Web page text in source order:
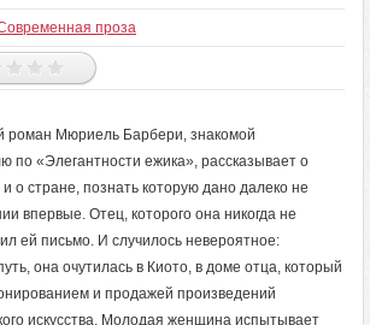
проза
роман Мюриель Барбери, знакомой
по «Элегантности ежика», рассказывает о
о стране, познать которую дано далеко не
впервые. Отец, которого она никогда не
ей письмо. И случилось невероятное:
она очутилась в Киото, в доме отца, который
и продажей произведений
искусства. Молодая женщина испытывает